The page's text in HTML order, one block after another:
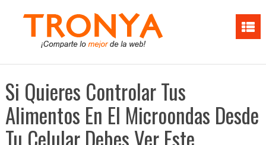
Si Quieres Controlar Tus
Alimentos En El Microondas Desde
Tu Celular Debes Ver Este